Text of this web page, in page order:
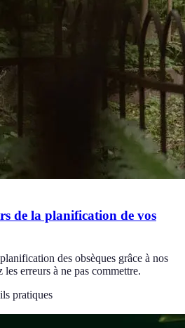
de la planification de vos
des obsèques grâce à nos
erreurs à ne pas commettre.
pratiques